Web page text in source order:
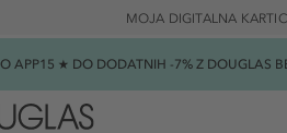
MOJA DIGITALNA
APP15 ★ DO DODATNIH -7% Z DOUGLAS